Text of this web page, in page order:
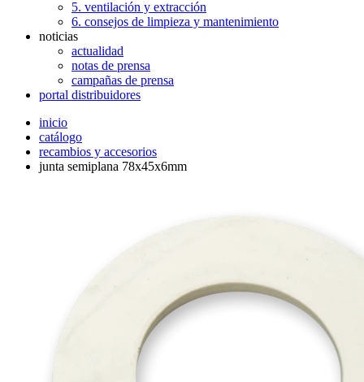
5. ventilación y extracción
6. consejos de limpieza y mantenimiento
noticias
actualidad
notas de prensa
campañas de prensa
portal distribuidores
inicio
catálogo
recambios y accesorios
junta semiplana 78x45x6mm